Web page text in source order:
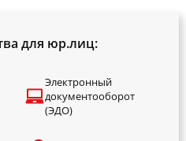
для юр.лиц:
Электронный
документооборот
(ЭДО)